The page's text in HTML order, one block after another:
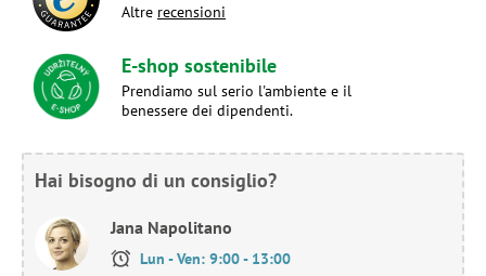
Altre recensioni
E-shop sostenibile
Prendiamo sul serio l'ambiente e il
benessere dei dipendenti.
Hai bisogno di un consiglio?
Jana Napolitano
Lun - Ven: 9:00 - 13:00